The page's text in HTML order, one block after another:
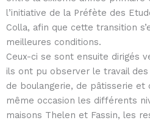
l’initiative de la Préfète des
Colla, afin que cette transition
meilleures conditions.
Ceux-ci se sont ensuite dirigés
ils ont pu observer le travail
de boulangerie, de pâtisserie et
même occasion les différents
maisons Thelen et Fassin, les